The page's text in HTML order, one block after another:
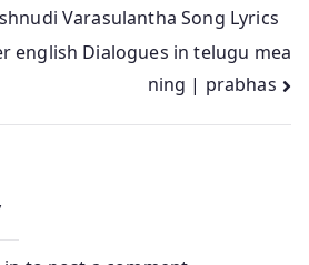
Varasulantha Song Lyrics
english Dialogues in telugu mea
ning | prabhas